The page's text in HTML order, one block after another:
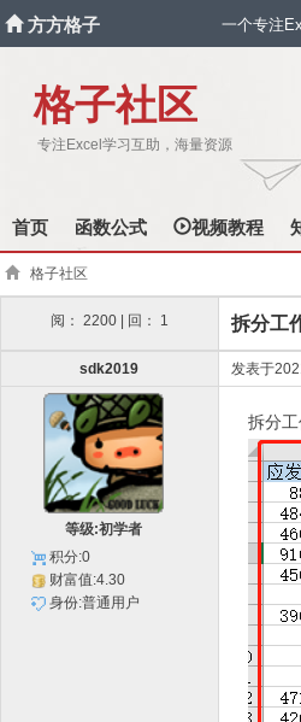
方方格子 一个专注
格子社区
专注Excel学习互助，海量资源
首页 函数公式 视频教程
格子社区
阅： 2200 | 回： 1 拆分工
sdk2019 发表于
等级:初学者
积分:0
财富值:4.30
身份:普通用户
拆分